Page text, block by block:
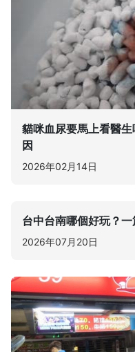
貓咪血尿要馬上看醫
因
2026年02月14日
台中台南哪個好玩？
2026年07月20日